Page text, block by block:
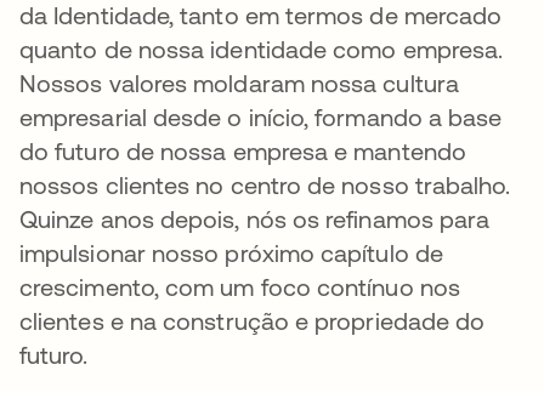
da Identidade, tanto em termos de mercado
quanto de nossa identidade como empresa.
Nossos valores moldaram nossa cultura
empresarial desde o início, formando a base
do futuro de nossa empresa e mantendo
nossos clientes no centro de nosso trabalho.
Quinze anos depois, nós os refinamos para
impulsionar nosso próximo capítulo de
crescimento, com um foco contínuo nos
clientes e na construção e propriedade do
futuro.